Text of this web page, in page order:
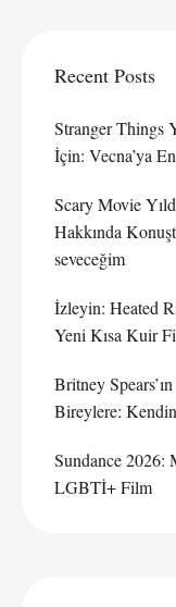
Recent Posts
Stranger Things
İçin: Vecna’ya
Scary Movie
Hakkında
seveceğim
İzleyin: Heated
Yeni Kısa Kuir
Britney
Bireylere:
Sundance 2026:
LGBTİ+ Film